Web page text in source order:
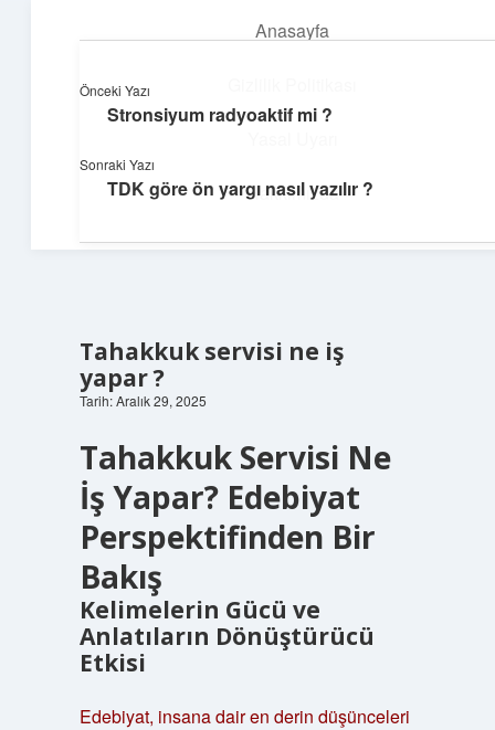
Anasayfa
Hakkımızda
Günlük Hatırlatmalar
Keyifli vakit için kısa ve eğlenceli içerikler.
Tahakkuk servisi ne iş
yapar ?
Tarih: Aralık 29, 2025
Tahakkuk Servisi Ne
İş Yapar? Edebiyat
Perspektifinden Bir
Bakış
Kelimelerin Gücü ve
Anlatıların Dönüştürücü
Etkisi
Edebiyat, insana dair en derin düşünceleri
Önceki Yazı
Stronsiyum radyoaktif mi ?
Sonraki Yazı
TDK göre ön yargı nasıl yazılır ?